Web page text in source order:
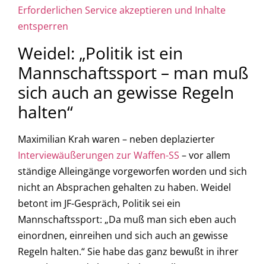
Erforderlichen Service akzeptieren und Inhalte
entsperren
Weidel: „Politik ist ein
Mannschaftssport – man muß
sich auch an gewisse Regeln
halten“
Maximilian Krah waren – neben deplazierter
Interviewäußerungen zur Waffen-SS – vor allem
ständige Alleingänge vorgeworfen worden und sich
nicht an Absprachen gehalten zu haben. Weidel
betont im JF-Gespräch, Politik sei ein
Mannschaftssport: „Da muß man sich eben auch
einordnen, einreihen und sich auch an gewisse
Regeln halten.“ Sie habe das ganz bewußt in ihrer